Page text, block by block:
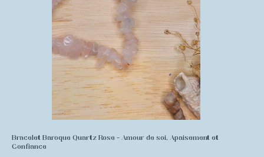
Bracelet Baroque Quartz Rose - Amour de soi, Apaisement et
Confiance